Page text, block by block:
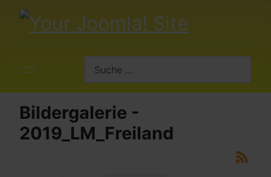
Bildergalerie -
2019_LM_Freiland